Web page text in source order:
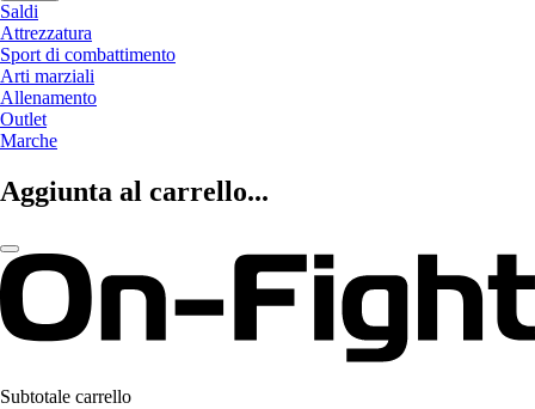
Saldi
Attrezzatura
Sport di combattimento
Arti marziali
Allenamento
Outlet
Marche
Aggiunta al carrello...
Subtotale carrello